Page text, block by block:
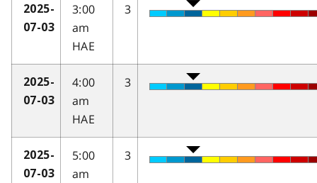
2025-
07-03
3:00
am
HAE
3
2025-
07-03
4:00
am
HAE
3
2025-
07-03
5:00
am
3